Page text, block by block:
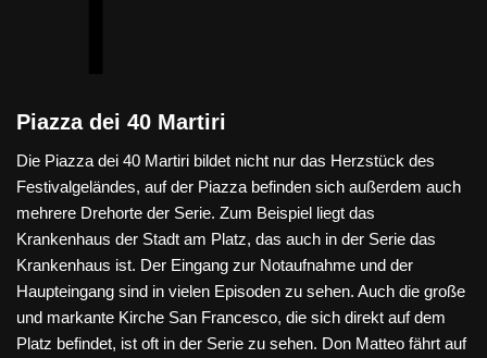
Piazza dei 40 Martiri
Die Piazza dei 40 Martiri bildet nicht nur das Herzstück des
Festivalgeländes, auf der Piazza befinden sich außerdem auch
mehrere Drehorte der Serie. Zum Beispiel liegt das
Krankenhaus der Stadt am Platz, das auch in der Serie das
Krankenhaus ist. Der Eingang zur Notaufnahme und der
Haupteingang sind in vielen Episoden zu sehen. Auch die große
und markante Kirche San Francesco, die sich direkt auf dem
Platz befindet, ist oft in der Serie zu sehen. Don Matteo fährt auf